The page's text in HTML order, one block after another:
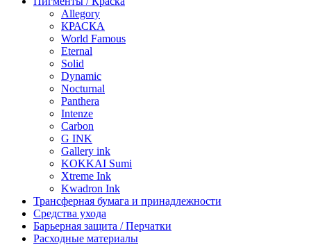
Allegory
КРАСКА
World Famous
Eternal
Solid
Dynamic
Nocturnal
Panthera
Intenze
Carbon
G INK
Gallery ink
KOKKAI Sumi
Xtreme Ink
Kwadron Ink
Трансферная бумага и принадлежности
Средства ухода
Барьерная защита / Перчатки
Расходные материалы